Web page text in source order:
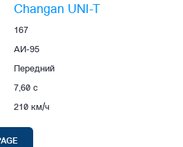
Changan UNI-T
167
АИ-95
Передний
7,60 с
210 км/ч